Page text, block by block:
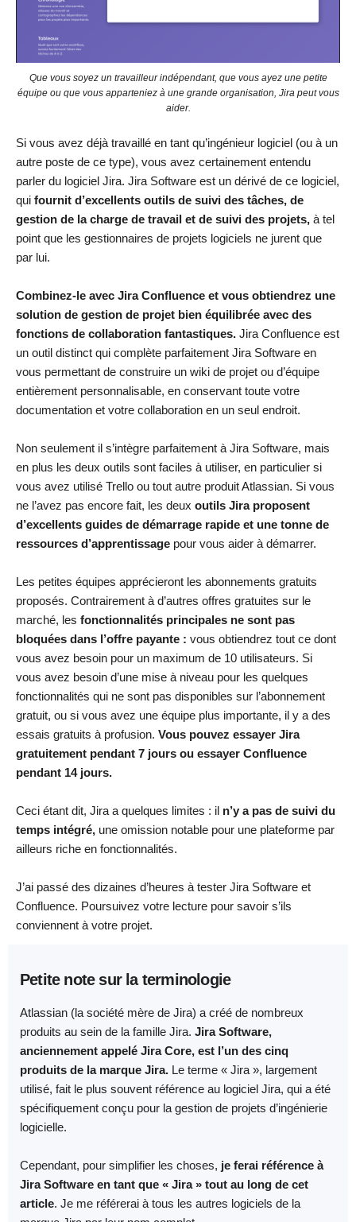
Que vous soyez un travailleur indépendant, que vous ayez une petite
équipe ou que vous apparteniez à une grande organisation, Jira peut vous
aider.
Si vous avez déjà travaillé en tant qu’ingénieur logiciel (ou à un
autre poste de ce type), vous avez certainement entendu
parler du logiciel Jira. Jira Software est un dérivé de ce logiciel,
qui fournit d’excellents outils de suivi des tâches, de
gestion de la charge de travail et de suivi des projets, à tel
point que les gestionnaires de projets logiciels ne jurent que
par lui.
Combinez-le avec Jira Confluence et vous obtiendrez une
solution de gestion de projet bien équilibrée avec des
fonctions de collaboration fantastiques. Jira Confluence est
un outil distinct qui complète parfaitement Jira Software en
vous permettant de construire un wiki de projet ou d’équipe
entièrement personnalisable, en conservant toute votre
documentation et votre collaboration en un seul endroit.
Non seulement il s’intègre parfaitement à Jira Software, mais
en plus les deux outils sont faciles à utiliser, en particulier si
vous avez utilisé Trello ou tout autre produit Atlassian. Si vous
ne l’avez pas encore fait, les deux outils Jira proposent
d’excellents guides de démarrage rapide et une tonne de
ressources d’apprentissage pour vous aider à démarrer.
Les petites équipes apprécieront les abonnements gratuits
proposés. Contrairement à d’autres offres gratuites sur le
marché, les fonctionnalités principales ne sont pas
bloquées dans l’offre payante : vous obtiendrez tout ce dont
vous avez besoin pour un maximum de 10 utilisateurs. Si
vous avez besoin d’une mise à niveau pour les quelques
fonctionnalités qui ne sont pas disponibles sur l’abonnement
gratuit, ou si vous avez une équipe plus importante, il y a des
essais gratuits à profusion. Vous pouvez essayer Jira
gratuitement pendant 7 jours ou essayer Confluence
pendant 14 jours.
Ceci étant dit, Jira a quelques limites : il n’y a pas de suivi du
temps intégré, une omission notable pour une plateforme par
ailleurs riche en fonctionnalités.
J’ai passé des dizaines d’heures à tester Jira Software et
Confluence. Poursuivez votre lecture pour savoir s’ils
conviennent à votre projet.
Petite note sur la terminologie
Atlassian (la société mère de Jira) a créé de nombreux
produits au sein de la famille Jira. Jira Software,
anciennement appelé Jira Core, est l’un des cinq
produits de la marque Jira. Le terme « Jira », largement
utilisé, fait le plus souvent référence au logiciel Jira, qui a été
spécifiquement conçu pour la gestion de projets d’ingénierie
logicielle.
Cependant, pour simplifier les choses, je ferai référence à
Jira Software en tant que « Jira » tout au long de cet
article. Je me référerai à tous les autres logiciels de la